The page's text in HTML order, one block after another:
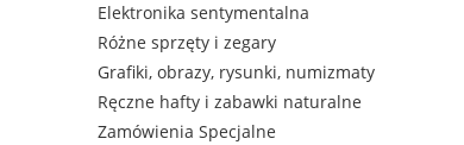
Elektronika sentymentalna
Różne sprzęty i zegary
Grafiki, obrazy, rysunki, numizmaty
Ręczne hafty i zabawki naturalne
Zamówienia Specjalne